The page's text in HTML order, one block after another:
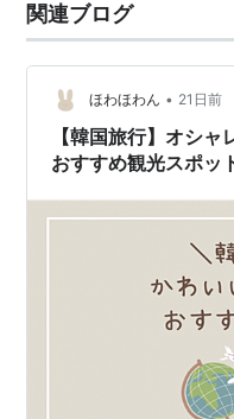
関連ブログ
ほわほわん • 21日前
【韓国旅行】オシ
おすすめ観光スポッ